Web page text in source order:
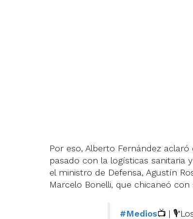
Por eso, Alberto Fernández
pasado con la logísticas sanitaria
el ministro de Defensa, Agustín
Marcelo Bonelli, que chicaneó
#Medios📺 |